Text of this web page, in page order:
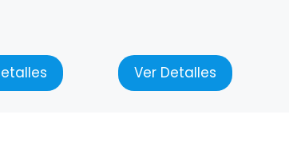
Ver Detalles